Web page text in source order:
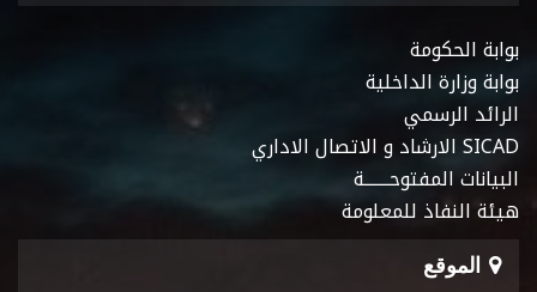
بوابة الحكومة
بوابة وزارة الداخلية
الرائد الرسمي
SICAD الارشاد و الاتصال الاداري
البيانات المفتوحـــــــة
هيئة النفاذ للمعلومة
الموقع